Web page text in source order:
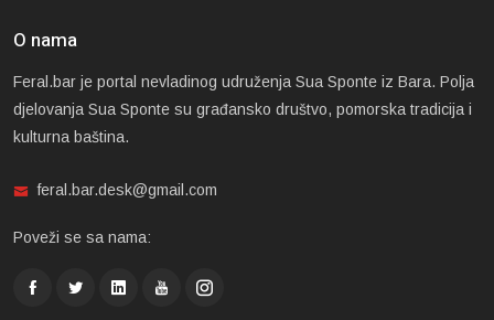
O nama
Feral.bar je portal nevladinog udruženja Sua Sponte iz Bara. Polja
djelovanja Sua Sponte su građansko društvo, pomorska tradicija i
kulturna baština.
feral.bar.desk@gmail.com
Poveži se sa nama: